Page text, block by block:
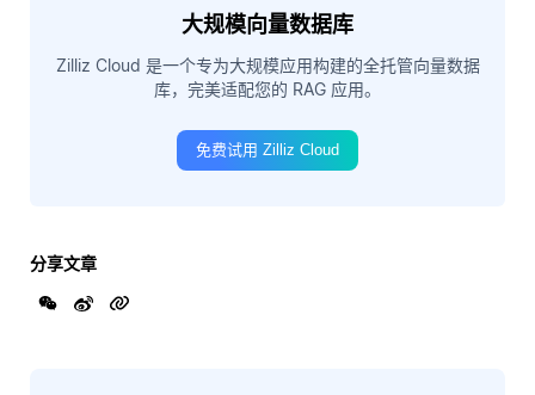
大规模向量数据库
Zilliz Cloud 是一个专为大规模应用构建的全托管向量数据
库，完美适配您的 RAG 应用。
免费试用 Zilliz Cloud
分享文章